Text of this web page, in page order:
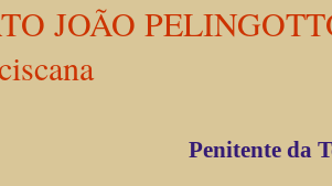
JOÃO
Penitente da